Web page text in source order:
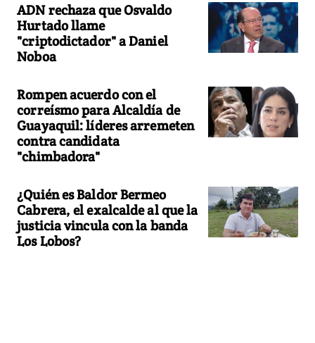
ADN rechaza que Osvaldo
Hurtado llame
"criptodictador" a Daniel
Noboa
Rompen acuerdo con el
correísmo para Alcaldía de
Guayaquil: líderes arremeten
contra candidata
"chimbadora"
¿Quién es Baldor Bermeo
Cabrera, el exalcalde al que la
justicia vincula con la banda
Los Lobos?